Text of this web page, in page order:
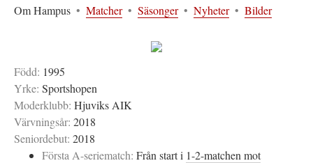
Om Hampus • Matcher • Säsonger • Nyheter • Bilder
Född: 1995
Yrke: Sportshopen
Moderklubb: Hjuviks AIK
Värvningsår: 2018
Seniordebut: 2018
Första A-seriematch: Från start i 1-2-matchen mot